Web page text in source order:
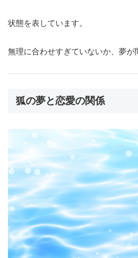
状態を表しています。
無理に合わせすぎていないか、夢が
狐の夢と恋愛の関係